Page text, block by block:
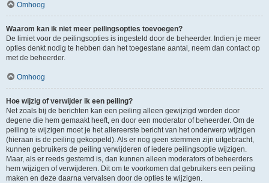
Omhoog
Waarom kan ik niet meer peilingsopties toevoegen?
De limiet voor de peilingsopties is ingesteld door de beheerder. Indien je meer
opties denkt nodig te hebben dan het toegestane aantal, neem dan contact op
met de beheerder.
Omhoog
Hoe wijzig of verwijder ik een peiling?
Net zoals bij de berichten kan een peiling alleen gewijzigd worden door
degene die hem gemaakt heeft, en door een moderator of beheerder. Om de
peiling te wijzigen moet je het allereerste bericht van het onderwerp wijzigen
(hieraan is de peiling gekoppeld). Als er nog geen stemmen zijn uitgebracht,
kunnen gebruikers de peiling verwijderen of iedere peilingsoptie wijzigen.
Maar, als er reeds gestemd is, dan kunnen alleen moderators of beheerders
hem wijzigen of verwijderen. Dit om te voorkomen dat gebruikers een peiling
maken en deze daarna vervalsen door de opties te wijzigen.